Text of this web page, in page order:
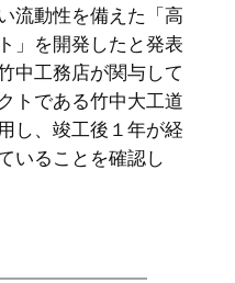
流動性を備えた「高
」を開発したと発表
中工務店が関与して
トである竹中大工道
し、竣工後１年が経
いることを確認し